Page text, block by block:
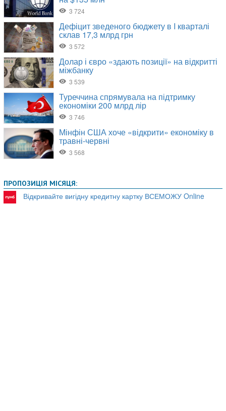
ПРОПОЗИЦІЯ МІСЯЦЯ:
Відкривайте вигідну кредитну картку ВСЕМОЖУ Online